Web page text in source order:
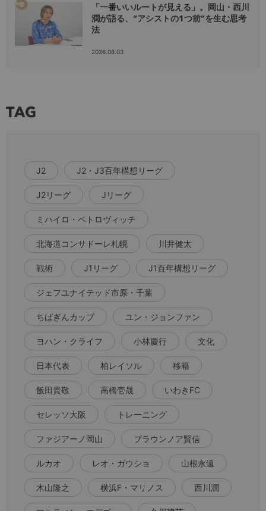
「一番いいルートが見える」。岡山・西川
潤が語る、“アシストの1つ前”を生む思考
法
2026.08.03
TAG
J2 J2・J3百年構想リーグ
J2リーグ Jリーグ
ミハイロ・ペトロヴィッチ
北海道コンサドーレ札幌 川井健太
戦術 J1リーグ J1百年構想リーグ
ジェフユナイテッド市原・千葉
ちばぎんカップ ユン・ジョンファン
ヨハン・クライフ 小林慶行 文化
日本代表 柏レイソル 移籍
飯田貴敬 高橋壱晟 いわきFC
セレッソ大阪 トレーニング
ファジアーノ岡山 ブラウンノア賢信
ルカオ レオ・ガウショ 山根永遠
木山隆之 横浜F・マリノス 西川潤